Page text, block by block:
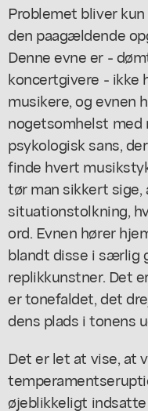
Problemet bliver
den paagældende
Denne evne er -
koncertgivere - ikke
musikere, og evnen
nogetsomhelst med
psykologisk sans,
finde hvert
tør man sikkert sige,
situationstolkning,
ord. Evnen hører
blandt disse i særlig
replikkunstner. Det
er tonefaldet, det
dens plads i tonens
Det er let at vise, at
øjeblikkeligt